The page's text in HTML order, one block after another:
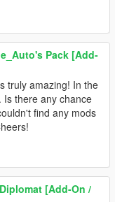
Pack [Add-
truly amazing! In the
there any chance
find any mods
[Add-On /